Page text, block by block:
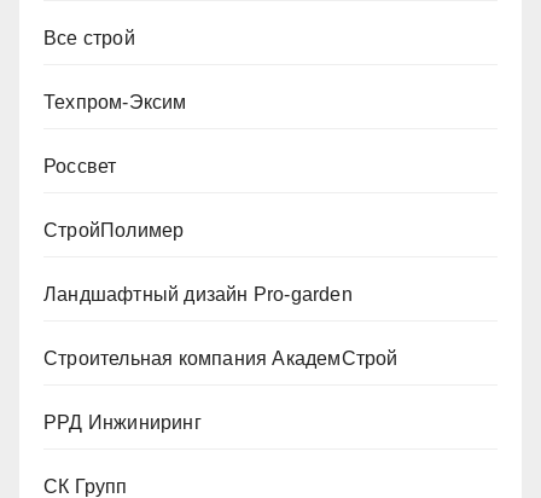
Все строй
Техпром-Эксим
Россвет
СтройПолимер
Ландшафтный дизайн Pro-garden
Строительная компания АкадемСтрой
РРД Инжиниринг
СК Групп